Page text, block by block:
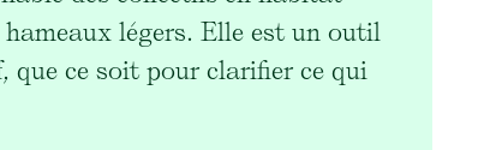
légers. Elle est un outil
que ce soit pour clarifier ce qui